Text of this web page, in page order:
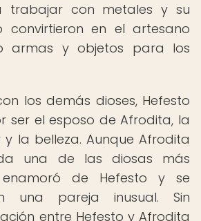
trabajar con metales y su
convirtieron en el artesano
armas y objetos para los
los demás dioses, Hefesto
ser el esposo de Afrodita, la
la belleza. Aunque Afrodita
una de las diosas más
enamoró de Hefesto y se
una pareja inusual. Sin
entre Hefesto y Afrodita